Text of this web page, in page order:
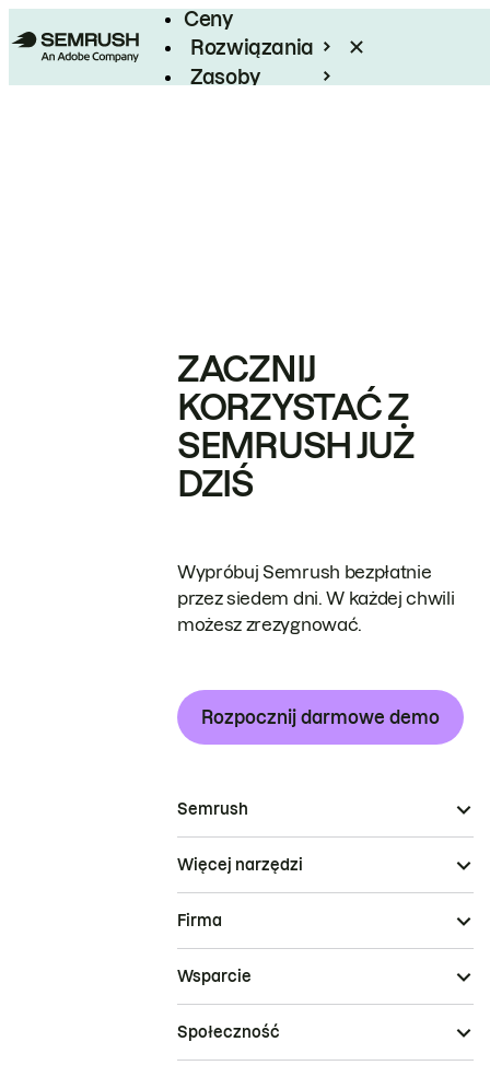
Ceny
Rozwiązania
Zasoby
ZACZNIJ
KORZYSTAĆ Z
SEMRUSH JUŻ
DZIŚ
Wypróbuj Semrush bezpłatnie
przez siedem dni. W każdej chwili
możesz zrezygnować.
Rozpocznij darmowe demo
Semrush
Więcej narzędzi
Firma
Wsparcie
Społeczność